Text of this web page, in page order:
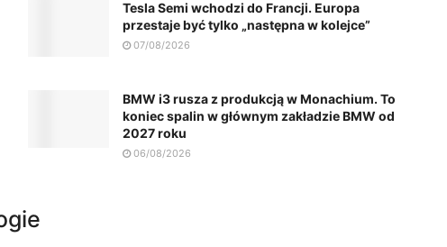
Tesla Semi wchodzi do Francji. Europa
przestaje być tylko „następna w kolejce”
07/08/2026
BMW i3 rusza z produkcją w Monachium. To
koniec spalin w głównym zakładzie BMW od
2027 roku
06/08/2026